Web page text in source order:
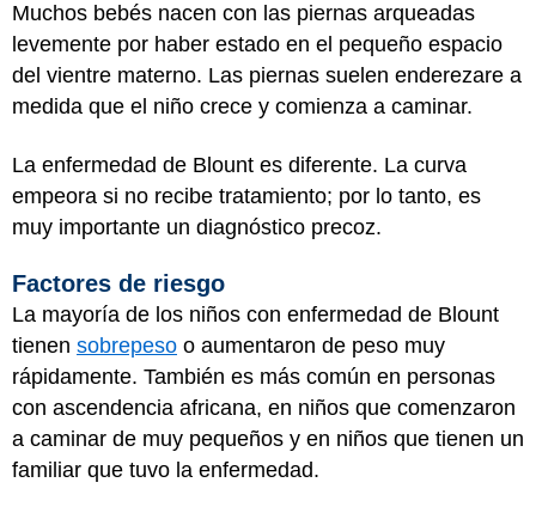
Muchos bebés nacen con las piernas arqueadas
levemente por haber estado en el pequeño espacio
del vientre materno. Las piernas suelen enderezare a
medida que el niño crece y comienza a caminar.
La enfermedad de Blount es diferente. La curva
empeora si no recibe tratamiento; por lo tanto, es
muy importante un diagnóstico precoz.
Factores de riesgo
La mayoría de los niños con enfermedad de Blount
tienen sobrepeso o aumentaron de peso muy
rápidamente. También es más común en personas
con ascendencia africana, en niños que comenzaron
a caminar de muy pequeños y en niños que tienen un
familiar que tuvo la enfermedad.